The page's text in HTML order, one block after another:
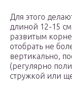
Для этого
длиной 12-15
развитым
отобрать не
вертикально,
(регулярно
стружкой или